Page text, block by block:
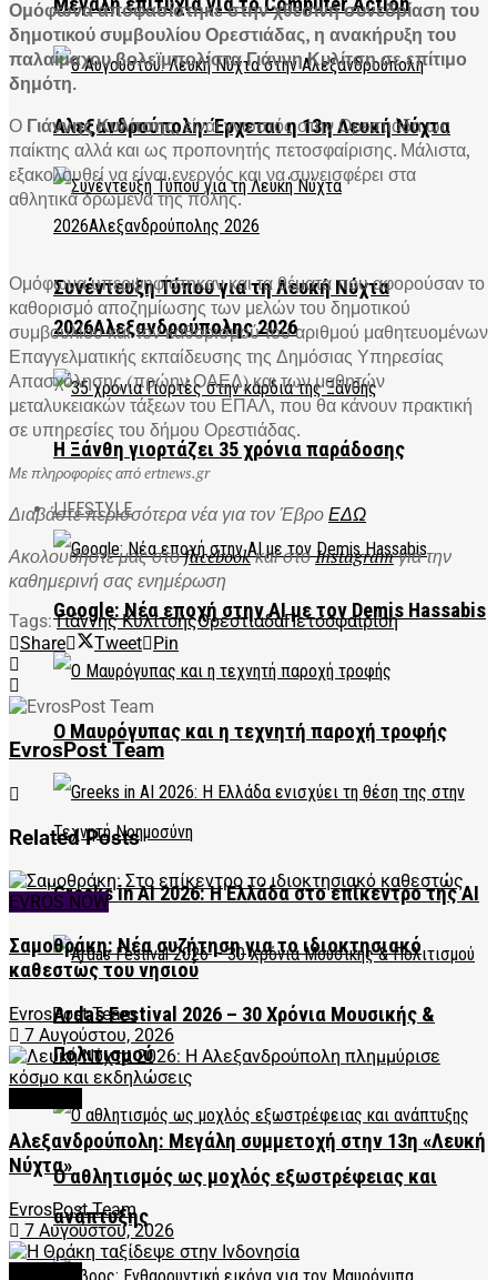
Αλεξανδρούπολη: Έρχεται η 13η Λευκή Νύχτα
Συνέντευξη Τύπου για τη Λευκή Νύχτα
2026Αλεξανδρούπολης 2026
Η Ξάνθη γιορτάζει 35 χρόνια παράδοσης
LIFESTYLE
Google: Νέα εποχή στην AI με τον Demis Hassabis
Ο Μαυρόγυπας και η τεχνητή παροχή τροφής
Greeks in AI 2026: Η Ελλάδα στο επίκεντρο της AI
Ardas Festival 2026 – 30 Χρόνια Μουσικής &
Πολιτισμού
Ο αθλητισμός ως μοχλός εξωστρέφειας και
ανάπτυξης
Ομόφωνα αποφασίστηκε στην χθεσινή συνεδρίαση του
δημοτικού συμβουλίου Ορεστιάδας, η ανακήρυξη του
παλαίμαχου βολεϊμπολίστα Γιάννη Κυλίτση σε επίτιμο
δημότη.
Ο Γιάννης Κυλίτσης,είναι γνωστός στην Ορεστιάδα ως
παίκτης αλλά και ως προπονητής πετοσφαίρισης. Μάλιστα,
εξακολουθεί να είναι ενεργός και να συνεισφέρει στα
αθλητικά δρώμενα της πόλης.
Ομόφωνα υπερψηφίστηκαν και τα θέματα που αφορούσαν το
καθορισμό αποζημίωσης των μελών του δημοτικού
συμβουλίου και τον καθορισμού του αριθμού μαθητευομένων
Επαγγελματικής εκπαίδευσης της Δημόσιας Υπηρεσίας
Απασχόλησης (πρώην ΟΑΕΔ) και των μαθητών
μεταλυκειακών τάξεων του ΕΠΑΛ, που θα κάνουν πρακτική
σε υπηρεσίες του δήμου Ορεστιάδας.
Με πληροφορίες από ertnews.gr
Διαβάστε περισσότερα νέα για τον ΈβροΕΔΩ
Ακολουθήστε μας στοfacebookκαι στοInstagramγια την
καθημερινή σας ενημέρωση
Tags: Γιάννης ΚυλίτσηςΟρεστιάδαΠετοσφαίριση
Share
Tweet Pin
EvrosPost Team
RelatedPosts
EVROS NOW
Σαμοθράκη: Νέα συζήτηση για το ιδιοκτησιακό
καθεστώς του νησιού
EvrosPost Team
7 Αυγούστου, 2026
Αλεξανδρούπολη: Μεγάλη συμμετοχή στην 13η «Λευκή
Νύχτα»
EvrosPost Team
7 Αυγούστου, 2026